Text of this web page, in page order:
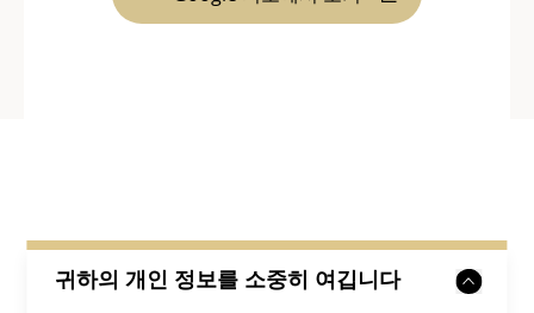
귀하의 개인 정보를 소중히 여깁니다
근처 목적지